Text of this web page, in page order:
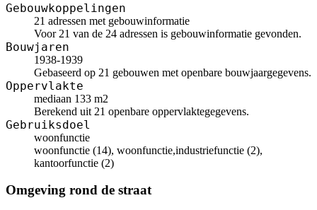
Gebouwkoppelingen
21 adressen met gebouwinformatie
Voor 21 van de 24 adressen is gebouwinformatie gevonden.
Bouwjaren
1938-1939
Gebaseerd op 21 gebouwen met openbare bouwjaargegevens.
Oppervlakte
mediaan 133 m2
Berekend uit 21 openbare oppervlaktegegevens.
Gebruiksdoel
woonfunctie
woonfunctie (14), woonfunctie,industriefunctie (2),
kantoorfunctie (2)
Omgeving rond de straat